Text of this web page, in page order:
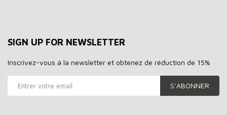
SIGN UP FOR NEWSLETTER
Inscrivez-vous à la newsletter et obtenez de réduction de 15%
S’ABONNER